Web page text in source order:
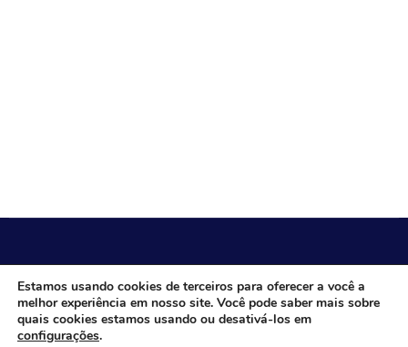
CÂMARA MUNICIPAL DE ITACARAMBI - MG
Endereço: Av. Juca Nascimento, n.º 240, Nossa Senhora
Estamos usando cookies de terceiros para oferecer a você a
melhor experiência em nosso site. Você pode saber mais sobre
quais cookies estamos usando ou desativá-los em
configurações.